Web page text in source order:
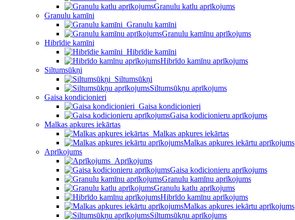
Granulu katlu aprīkojums
Granulu kamīni
Granulu kamīni
Granulu kamīnu aprīkojums
Hibrīdie kamīni
Hibrīdie kamīni
Hibrīdo kamīnu aprīkojums
Siltumsūkņi
Siltumsūkņi
Siltumsūkņu aprīkojums
Gaisa kondicionieri
Gaisa kondicionieri
Gaisa kodicionieru aprīkojums
Malkas apkures iekārtas
Malkas apkures iekārtas
Malkas apkures iekārtu aprīkojums
Aprīkojums
Aprīkojums
Gaisa kodicionieru aprīkojums
Granulu kamīnu aprīkojums
Granulu katlu aprīkojums
Hibrīdo kamīnu aprīkojums
Malkas apkures iekārtu aprīkojums
Siltumsūkņu aprīkojums